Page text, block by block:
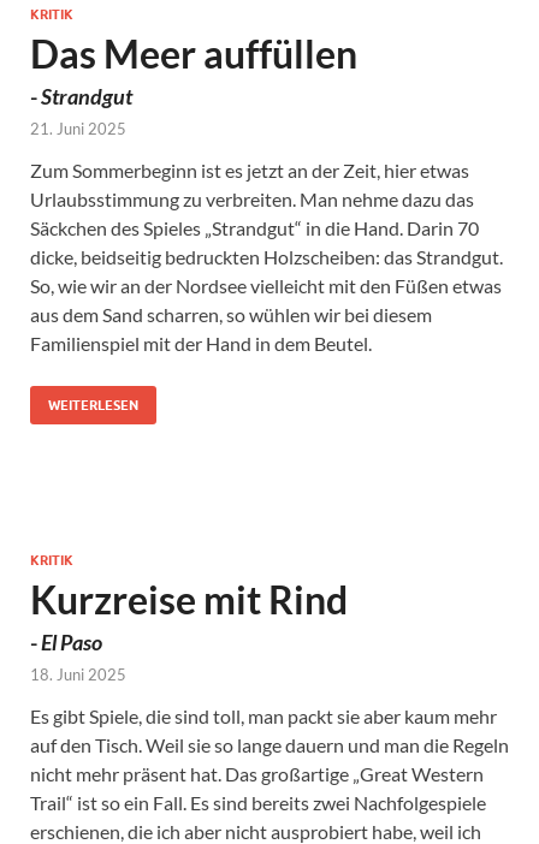
KRITIK
Das Meer auffüllen
-Strandgut
21. Juni 2025
Zum Sommerbeginn ist es jetzt an der Zeit, hier etwas
Urlaubsstimmung zu verbreiten. Man nehme dazu das
Säckchen des Spieles „Strandgut“ in die Hand. Darin 70
dicke, beidseitig bedruckten Holzscheiben: das Strandgut.
So, wie wir an der Nordsee vielleicht mit den Füßen etwas
aus dem Sand scharren, so wühlen wir bei diesem
Familienspiel mit der Hand in dem Beutel.
WEITERLESEN
KRITIK
Kurzreise mit Rind
-El Paso
18. Juni 2025
Es gibt Spiele, die sind toll, man packt sie aber kaum mehr
auf den Tisch. Weil sie so lange dauern und man die Regeln
nicht mehr präsent hat. Das großartige „Great Western
Trail“ ist so ein Fall. Es sind bereits zwei Nachfolgespiele
erschienen, die ich aber nicht ausprobiert habe, weil ich